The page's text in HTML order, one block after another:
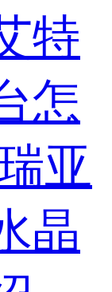
特
怎
亚
晶